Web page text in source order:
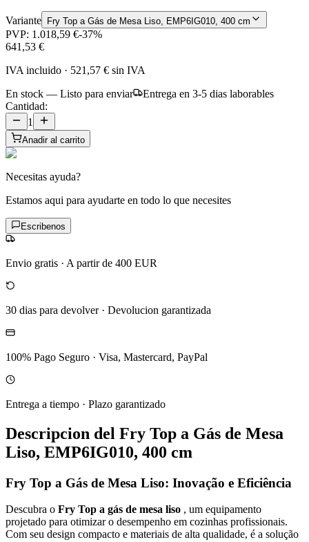
Variante Fry Top a Gás de Mesa Liso, EMP6IG010, 400 cm
PVP: 1.018,59 €-37%
641,53 €
IVA incluido · 521,57 € sin IVA
En stock — Listo para enviar
Entrega en 3-5 dias laborables
Cantidad:
1
Anadir al carrito
Necesitas ayuda?
Estamos aqui para ayudarte en todo lo que necesites
Escribenos
Envio gratis · A partir de 400 EUR
30 dias para devolver· Devolucion garantizada
100% Pago Seguro · Visa, Mastercard, PayPal
Entrega a tiempo · Plazo garantizado
Descripcion del Fry Top a Gás de Mesa
Liso, EMP6IG010, 400 cm
Fry Top a Gás de Mesa Liso: Inovação e Eficiência
Descubra o Fry Top a gás de mesa liso , um equipamento
projetado para otimizar o desempenho em cozinhas profissionais.
Com seu design compacto e materiais de alta qualidade, é a solução